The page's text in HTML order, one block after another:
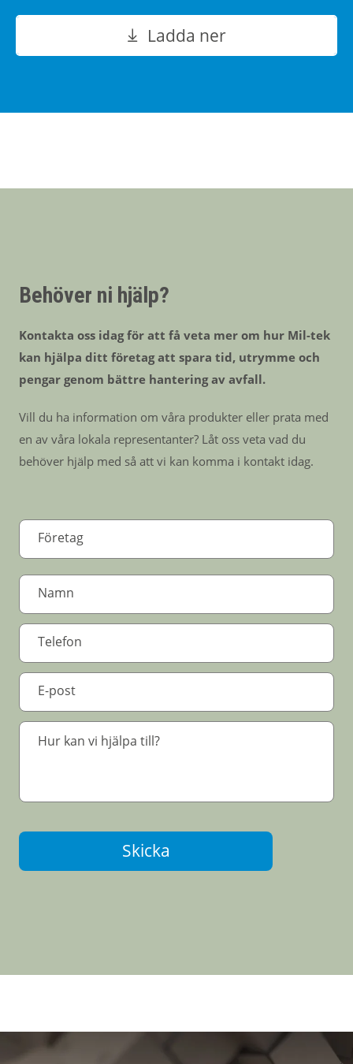
Ladda ner
Behöver ni hjälp?
Kontakta oss idag för att få veta mer om hur Mil-tek
kan hjälpa ditt företag att spara tid, utrymme och
pengar genom bättre hantering av avfall.
Vill du ha information om våra produkter eller prata med
en av våra lokala representanter? Låt oss veta vad du
behöver hjälp med så att vi kan komma i kontakt idag.
Skicka